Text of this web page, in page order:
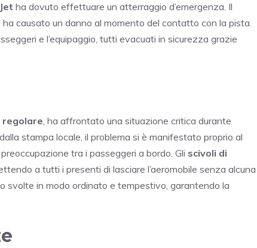
ha dovuto effettuare un atterraggio d’emergenza. Il
ha causato un danno al momento del contatto con la pista.
e l’equipaggio, tutti evacuati in sicurezza grazie
regolare, ha affrontato una situazione critica durante
stampa locale, il problema si è manifestato proprio al
tra i passeggeri a bordo. Gli scivoli di
a tutti i presenti di lasciare l’aeromobile senza alcuna
svolte in modo ordinato e tempestivo, garantendo la